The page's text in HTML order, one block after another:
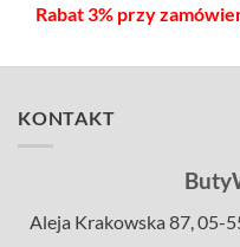
Rabat 3% przy
KONTAKT
Aleja Krakowska 87, 05-